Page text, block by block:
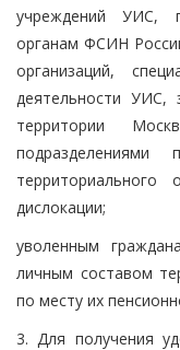
учреждений УИС,
органам ФСИН
организаций,
деятельности УИС,
территории
дислокации;
уволенным
личным составом
по месту их
3. Для получения